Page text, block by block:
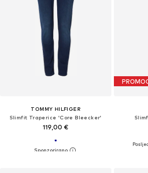
TOMMY HILFIGER
Slimfit Traperice 'Core Bleecker'
119,00 €